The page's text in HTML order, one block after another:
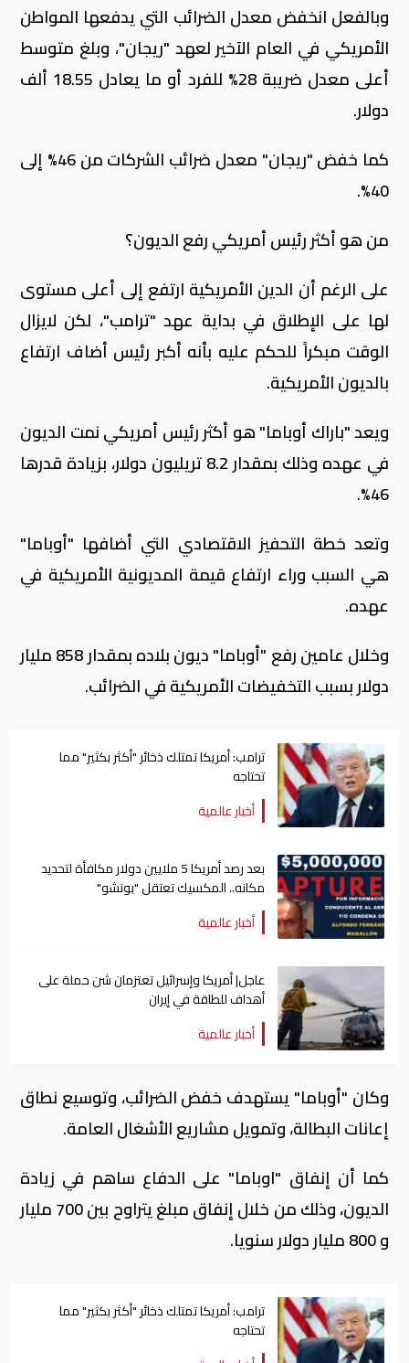
وبالفعل انخفض معدل الضرائب التي يدفعها المواطن
الأمريكي في العام الآخير لعهد "ريجان"، وبلغ متوسط
أعلى معدل ضريبة 28% للفرد أو ما يعادل 18.55 ألف
دولار.
كما خفض "ريجان" معدل ضرائب الشركات من 46% إلى
40%.
من هو أكثر رئيس أمريكي رفع الديون؟
على الرغم أن الدين الأمريكية ارتفع إلى أعلى مستوى
لها على الإطلاق في بداية عهد "ترامب"، لكن لايزال
الوقت مبكراً للحكم عليه بأنه أكبر رئيس أضاف ارتفاع
بالديون الأمريكية.
ويعد "باراك أوباما" هو أكثر رئيس أمريكي نمت الديون
في عهده وذلك بمقدار 8.2 تريليون دولار، بزيادة قدرها
46%.
وتعد خطة التحفيز الاقتصادي التي أضافها "أوباما"
هي السبب وراء ارتفاع قيمة المديونية الأمريكية في
عهده.
وخلال عامين رفع "أوباما" ديون بلاده بمقدار 858 مليار
دولار بسبب التخفيضات الأمريكية في الضرائب.
ترامب: أمريكا تمتلك ذخائر "أكثر بكثير" مما
تحتاجه
أخبار عالمية
بعد رصد أمريكا 5 ملايين دولار مكافأة لتحديد
مكانه.. المكسيك تعتقل "بونشو"
أخبار عالمية
عاجل| أمريكا وإسرائيل تعتزمان شن ​حملة على
أهداف للطاقة في ⁠إيران
أخبار عالمية
وكان "أوباما" يستهدف خفض الضرائب، وتوسيع نطاق
إعانات البطالة، وتمويل مشاريع الأشغال العامة.
كما أن إنفاق "اوباما" على الدفاع ساهم في زيادة
الديون، وذلك من خلال إنفاق مبلغ يتراوح بين 700 مليار
و 800 مليار دولار سنويا.
ترامب: أمريكا تمتلك ذخائر "أكثر بكثير" مما
تحتاجه